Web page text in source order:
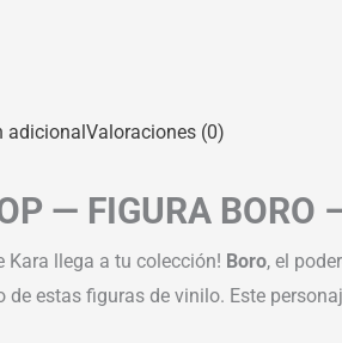
adicionalValoraciones (0)
— FIGURA BORO
Kara llega a tu colección! Boro, el
estas figuras de vinilo. Este